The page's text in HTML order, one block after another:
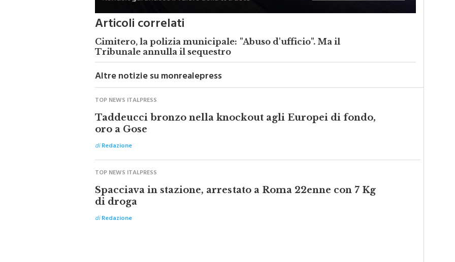
Articoli correlati
Cimitero, la polizia municipale: "Abuso d'ufficio". Ma il
Tribunale annulla il sequestro
Altre notizie su monrealepress
TOP NEWS ITALPRESS
Taddeucci bronzo nella knockout agli Europei di fondo,
oro a Gose
diRedazione
TOP NEWS ITALPRESS
Spacciava in stazione, arrestato a Roma 22enne con 7 Kg
di droga
diRedazione